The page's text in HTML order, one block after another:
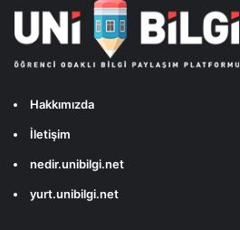
Hakkımızda
İletişim
nedir.unibilgi.net
yurt.unibilgi.net